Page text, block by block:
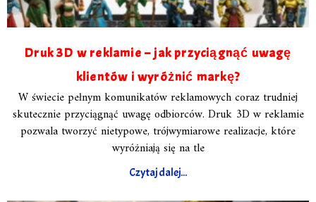
Druk 3D w reklamie – jak przyciągnąć uwagę
klientów i wyróżnić markę?
W świecie pełnym komunikatów reklamowych coraz trudniej
skutecznie przyciągnąć uwagę odbiorców. Druk 3D w reklamie
pozwala tworzyć nietypowe, trójwymiarowe realizacje, które
wyróżniają się na tle
Czytaj dalej...